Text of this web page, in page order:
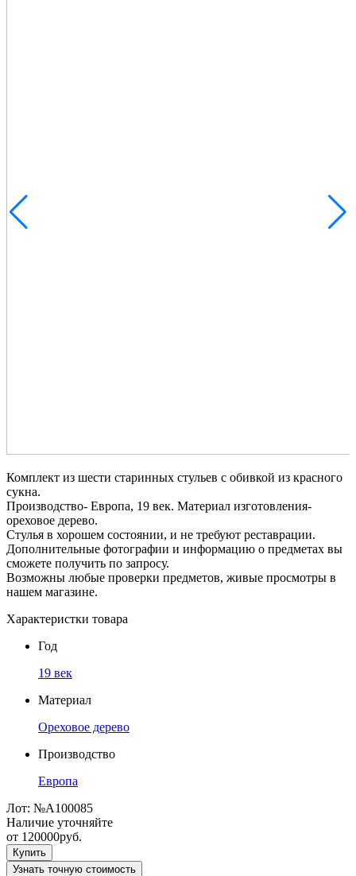
Комплект из шести старинных стульев с обивкой из красного
сукна.
Производство- Европа, 19 век. Материал изготовления-
ореховое дерево.
Стулья в хорошем состоянии, и не требуют реставрации.
Дополнительные фотографии и информацию о предметах вы
сможете получить по запросу.
Возможны любые проверки предметов, живые просмотры в
нашем магазине.
Характеристки товара
Год
19 век
Материал
Ореховое дерево
Производство
Европа
Лот: №А100085
Наличие уточняйте
от 120000руб.
Купить
Узнать точную стоимость